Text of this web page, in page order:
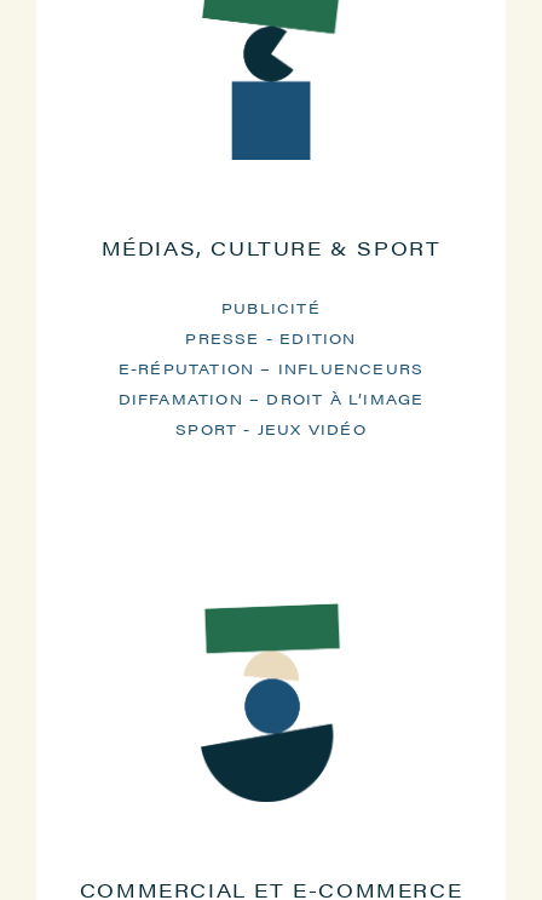
MÉDIAS, CULTURE & SPORT
PUBLICITÉ
PRESSE - EDITION
E-RÉPUTATION – INFLUENCEURS
DIFFAMATION – DROIT À L’IMAGE
SPORT - JEUX VIDÉO
COMMERCIAL ET E-COMMERCE